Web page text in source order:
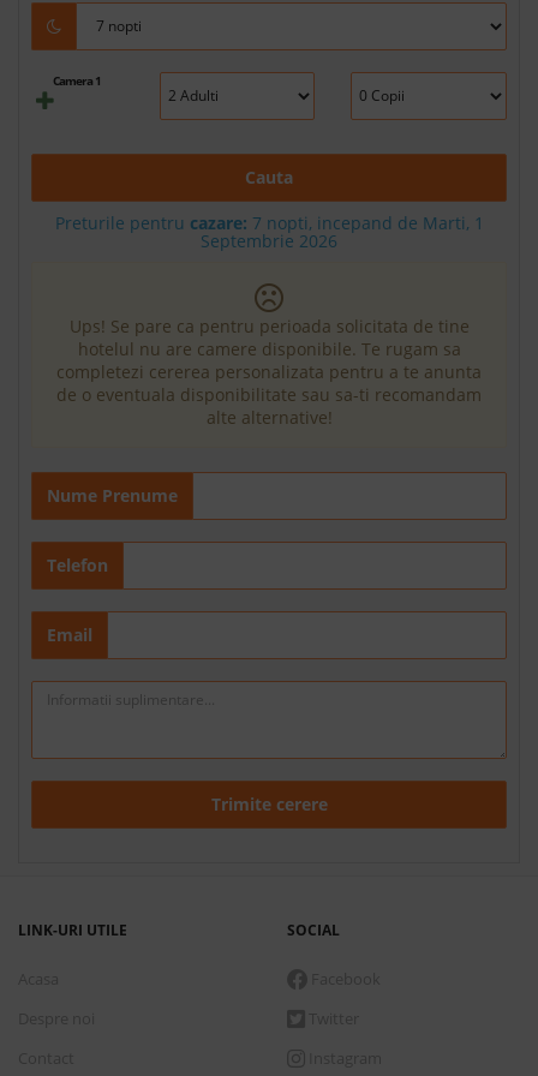
Camera 1
Cauta
Preturile pentru cazare: 7 nopti, incepand de Marti, 1
Septembrie 2026
Ups! Se pare ca pentru perioada solicitata de tine
hotelul nu are camere disponibile. Te rugam sa
completezi cererea personalizata pentru a te anunta
de o eventuala disponibilitate sau sa-ti recomandam
alte alternative!
Nume Prenume
Telefon
Email
Trimite cerere
LINK-URI UTILE SOCIAL